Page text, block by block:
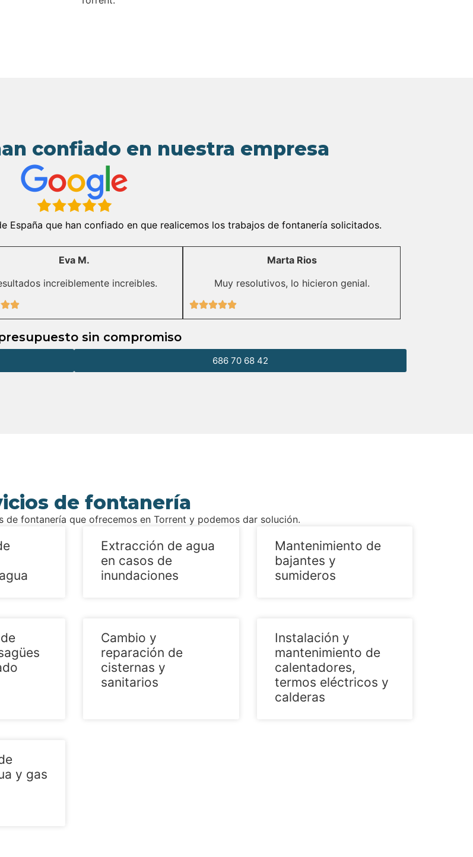
confiado en nuestra empresa
España que han confiado en que realicemos los trabajos de fontanería solicitados.
Eva M.
increiblemente increibles.
Marta Rios
Muy resolutivos, lo hicieron genial.
sin compromiso
686 70 68 42
de fontanería
de fontanería que ofrecemos en Torrent y podemos dar solución.
Extracción de agua
en casos de
inundaciones
Mantenimiento de
bajantes y
sumideros
Cambio y
reparación de
cisternas y
sanitarios
Instalación y
mantenimiento de
calentadores,
termos eléctricos y
calderas
y gas